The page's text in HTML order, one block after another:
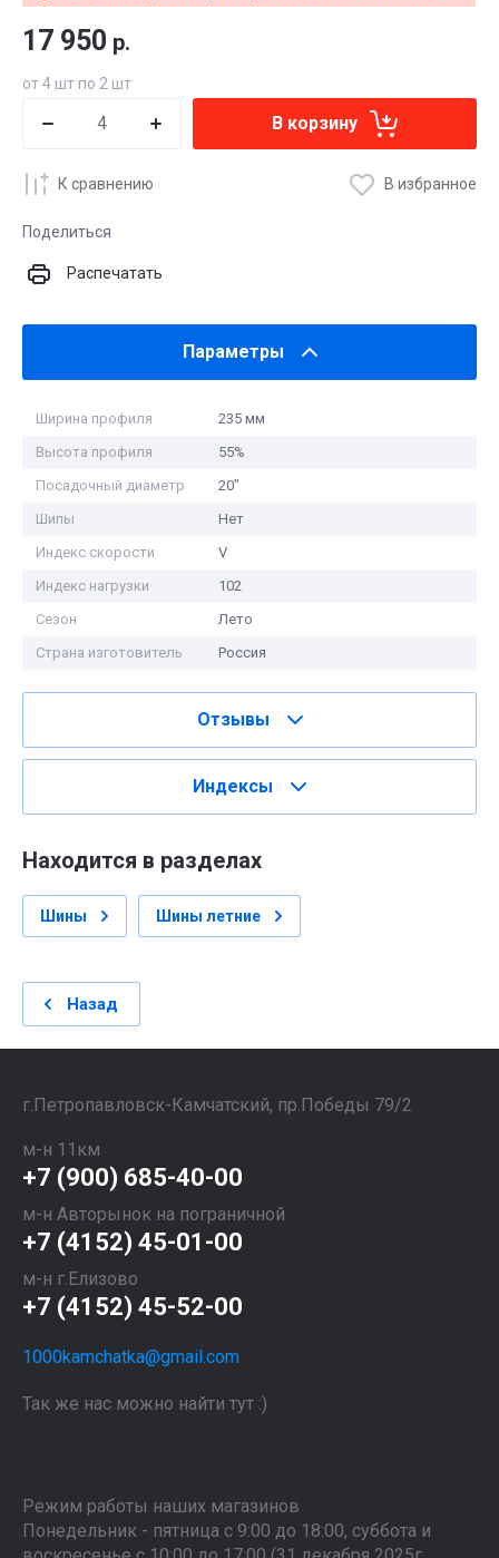
17 950 р.
от 4 шт по 2 шт
В корзину
К сравнению В избранное
Поделиться
Распечатать
Параметры
Ширина профиля
235 мм
Высота профиля
55%
Посадочный диаметр
20"
Шипы
Нет
Индекс скорости
V
Индекс нагрузки
102
Сезон
Лето
Страна изготовитель
Россия
Отзывы
Индексы
Находится в разделах
Шины Шины летние
Назад
​​​​​​​г.Петропавловск-Камчатский, пр.Победы 79/2
м-н 11км
+7 (900) 685-40-00
м-н Авторынок на пограничной
+7 (4152) 45-01-00
м-н г.Елизово
+7 (4152) 45-52-00
1000kamchatka@gmail.com
Так же нас можно найти тут :)
Режим работы наших магазинов
Понедельник - пятница с 9:00 до 18:00, суббота и